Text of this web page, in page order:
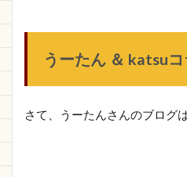
うーたん ＆ katsu
さて、うーたんさんのブログ